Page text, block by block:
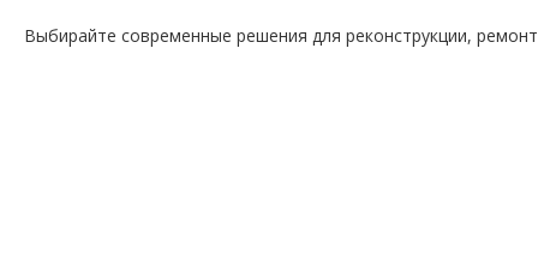
Выбирайте современные решения для реконструкции,